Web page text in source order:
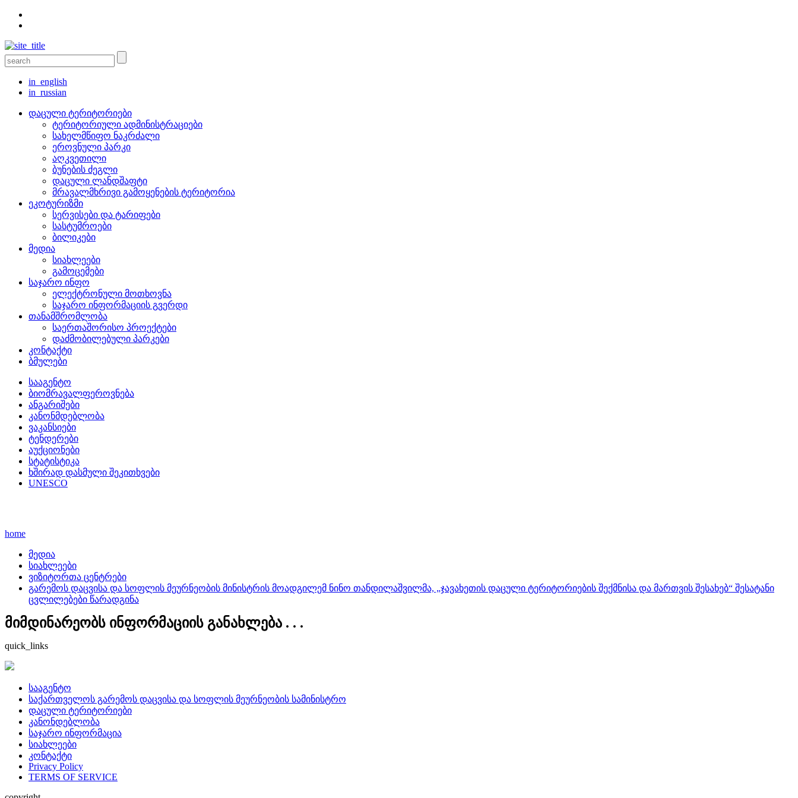
in_english
in_russian
დაცული ტერიტორიები
ტერიტორიული ადმინისტრაციები
სახელმწიფო ნაკრძალი
ეროვნული პარკი
აღკვეთილი
ბუნების ძეგლი
დაცული ლანდშაფტი
მრავალმხრივი გამოყენების ტერიტორია
ეკოტურიზმი
სერვისები და ტარიფები
სასტუმროები
ბილიკები
მედია
სიახლეები
გამოცემები
საჯარო ინფო
ელექტრონული მოთხოვნა
საჯარო ინფორმაციის გვერდი
თანამშრომლობა
საერთაშორისო პროექტები
დაძმობილებული პარკები
კონტაქტი
ბმულები
სააგენტო
ბიომრავალფეროვნება
ანგარიშები
კანონმდებლობა
ვაკანსიები
ტენდერები
აუქციონები
სტატისტიკა
ხშირად დასმული შეკითხვები
UNESCO
home
მედია
სიახლეები
ვიზიტორთა ცენტრები
გარემოს დაცვისა და სოფლის მეურნეობის მინისტრის მოადგილემ ნინო თანდილაშვილმა, „ჯავახეთის დაცული ტერიტორიების შექმნისა და მართვის შესახებ“ შესატანი
ცვლილებები წარადგინა
მიმდინარეობს ინფორმაციის განახლება . . .
quick_links
სააგენტო
საქართველოს გარემოს დაცვისა და სოფლის მეურნეობის სამინისტრო
დაცული ტერიტორიები
კანონდებლობა
საჯარო ინფორმაცია
სიახლეები
კონტაქტი
Privacy Policy
TERMS OF SERVICE